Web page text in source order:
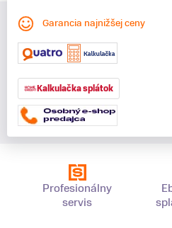
Garancia najnižšej ceny
Kalkulačka splátok
Profesionálny
servis